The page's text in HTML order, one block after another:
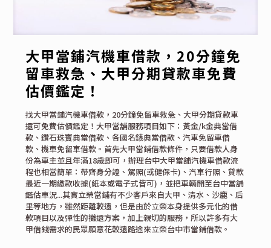
大甲當鋪汽機車借款，20分鐘免
留車救急、大甲分期貸款車免費
估價鑑定！
找大甲當鋪汽機車借款，20分鐘免留車救急、大甲分期貸款車
還可免費估價鑑定！大甲當舖服務項目如下：黃金/k金典當借
款、鑽石珠寶典當借款、各國名錶典當借款、汽車免留車借
款、機車免留車借款。首先大甲當鋪借款條件，只要借款人身
份為車主並且年滿18歲即可，辦理台中大甲當舖汽機車借款流
程也相當簡單：帶齊身分證、駕照(或健保卡)、汽車行照、貸款
最近一期繳款收據(紙本或電子式皆可)，並把車輛開至台中當舖
鑑估車況...其實立榮當鋪有不少客戶來自大甲、清水、沙鹿、后
里等地方，雖然距離較遠，但是由於立榮本身提供多元化的借
款項目以及彈性的攤還方案，加上親切的服務，所以許多有大
甲借錢需求的民眾願意花較遠路途來立榮台中市當鋪借款。